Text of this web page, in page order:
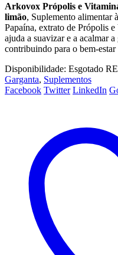
Arkovox Própolis e
limão, Suplemento alimentar
Papaína, extrato de Própolis
ajuda a suavizar e a acalmar
contribuindo para o bem-
Disponibilidade: Esgotado
Garganta, Suplementos
Facebook Twitter LinkedIn